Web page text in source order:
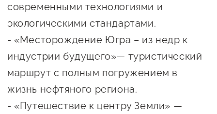
мероприятий для
предпринимателей
Истории успеха
Календарь
мероприятий для
предпринимателей
Истории успеха
Проекты
Центр финансовой
поддержки
О центре
Проекты
Поддержка центра
Истории успеха
Центр инновационно-
технологического и
креативного
предпринимательства
современными технологиями и
экологическими стандартами.
- «Месторождение Югра – из недр к
индустрии будущего»— туристический
маршрут с полным погружением в
жизнь нефтяного региона.
- «Путешествие к центру Земли» —